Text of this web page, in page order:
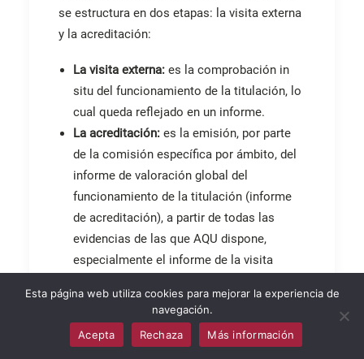
se estructura en dos etapas: la visita externa
y la acreditación:
La visita externa: es la comprobación in
situ del funcionamiento de la titulación, lo
cual queda reflejado en un informe.
La acreditación: es la emisión, por parte
de la comisión específica por ámbito, del
informe de valoración global del
funcionamiento de la titulación (informe
de acreditación), a partir de todas las
evidencias de las que AQU dispone,
especialmente el informe de la visita
Para el alumnado de la ESRP, esta
acreditación significa una garantía de calidad
Esta página web utiliza cookies para mejorar la experiencia de
navegación.
Acepta
Rechaza Más información